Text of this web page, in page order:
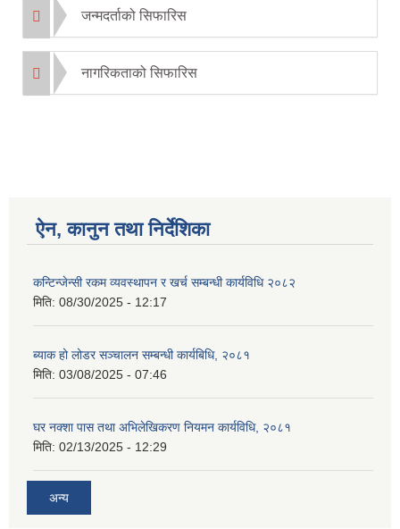
जन्मदर्ताको सिफारिस
नागरिकताको सिफारिस
ऐन, कानुन तथा निर्देशिका
कन्टिन्जेन्सी रकम व्यवस्थापन र खर्च सम्बन्धी कार्यविधि २०८२
मिति: 08/30/2025 - 12:17
ब्याक हो लोडर सञ्चालन सम्बन्धी कार्यबिधि, २०८१
मिति: 03/08/2025 - 07:46
घर नक्शा पास तथा अभिलेखिकरण नियमन कार्यविधि, २०८१
मिति: 02/13/2025 - 12:29
अन्य